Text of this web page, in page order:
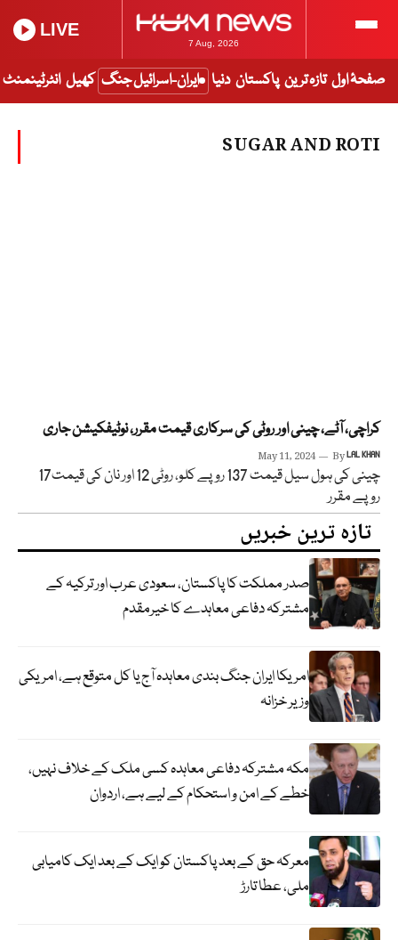
7 Aug, 2026
LIVE
صفحۂ اول تازہ ترین پاکستان دنیا ایران-اسرائیل جنگ کھیل انٹرٹینمنٹ
SUGAR AND ROTI
کراچی، آٹے، چینی اور روٹی کی سرکاری قیمت مقرر، نوٹیفکیشن جاری
May 11, 2024 ByLAL KHAN
چینی کی ہول سیل قیمت 137 روپے کلو، روٹی 12 اور نان کی قیمت17
روپے مقرر
تازہ ترین خبریں
صدر مملکت کا پاکستان، سعودی عرب اور ترکیہ کے
مشترکہ دفاعی معاہدے کا خیرمقدم
امریکا ایران جنگ بندی معاہدہ آج یا کل متوقع ہے، امریکی
وزیر خزانہ
مکہ مشترکہ دفاعی معاہدہ کسی ملک کے خلاف نہیں،
خطے کے امن و استحکام کے لیے ہے، اردوان
معرکہ حق کے بعد پاکستان کو ایک کے بعد ایک کامیابی
ملی، عطا تارڑ